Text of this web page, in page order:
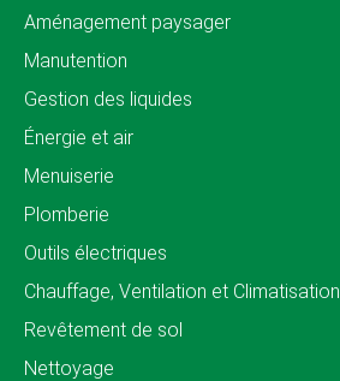
Aménagement paysager
Manutention
Gestion des liquides
Énergie et air
Menuiserie
Plomberie
Outils électriques
Chauffage, Ventilation et Climatisation
Revêtement de sol
Nettoyage